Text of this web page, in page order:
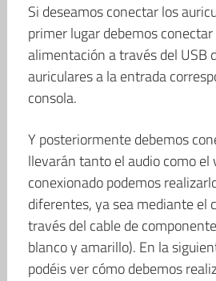
Si deseamos conectar los
primer lugar debemos
alimentación a través del USB
auriculares a la entrada
consola.
Y posteriormente debemos
llevarán tanto el audio como el
conexionado podemos
diferentes, ya sea mediante el
través del cable de
blanco y amarillo). En la
podéis ver cómo debemos